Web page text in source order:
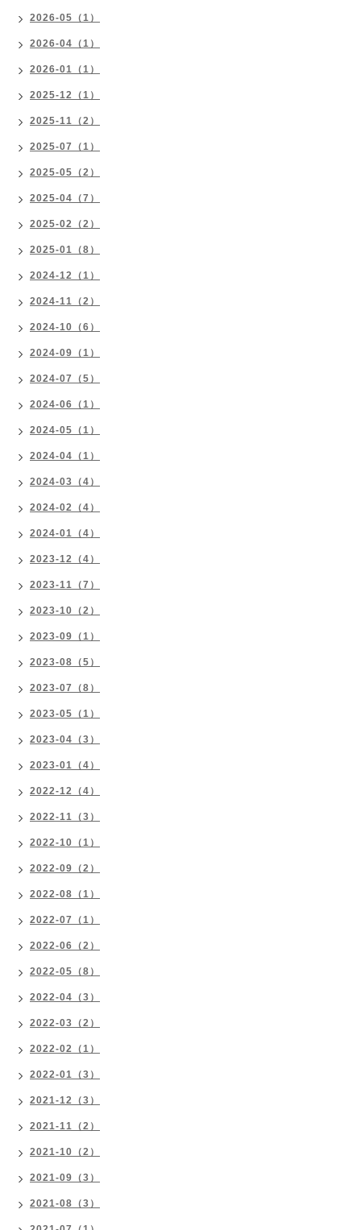
2026-05（1）
2026-04（1）
2026-01（1）
2025-12（1）
2025-11（2）
2025-07（1）
2025-05（2）
2025-04（7）
2025-02（2）
2025-01（8）
2024-12（1）
2024-11（2）
2024-10（6）
2024-09（1）
2024-07（5）
2024-06（1）
2024-05（1）
2024-04（1）
2024-03（4）
2024-02（4）
2024-01（4）
2023-12（4）
2023-11（7）
2023-10（2）
2023-09（1）
2023-08（5）
2023-07（8）
2023-05（1）
2023-04（3）
2023-01（4）
2022-12（4）
2022-11（3）
2022-10（1）
2022-09（2）
2022-08（1）
2022-07（1）
2022-06（2）
2022-05（8）
2022-04（3）
2022-03（2）
2022-02（1）
2022-01（3）
2021-12（3）
2021-11（2）
2021-10（2）
2021-09（3）
2021-08（3）